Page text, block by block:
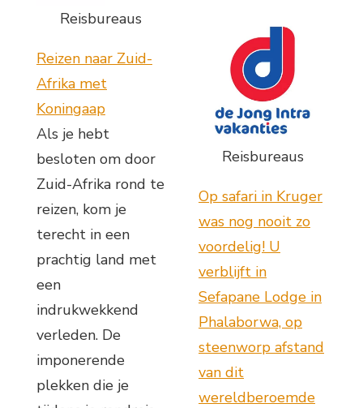
Reisbureaus
Reizen naar Zuid-
Afrika met
Koningaap
Als je hebt
besloten om door
Zuid-Afrika rond te
reizen, kom je
terecht in een
prachtig land met
een
indrukwekkend
verleden. De
imponerende
plekken die je
Reisbureaus
Op safari in Kruger
was nog nooit zo
voordelig! U
verblijft in
Sefapane Lodge in
Phalaborwa, op
steenworp afstand
van dit
wereldberoemde